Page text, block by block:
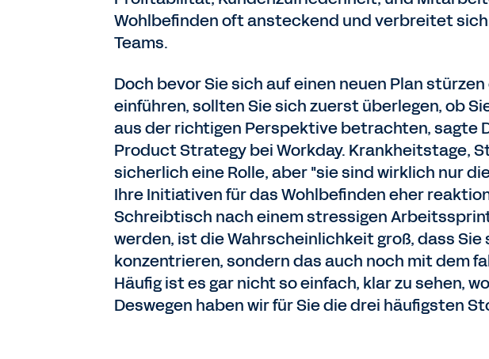
Wohlbefinden oft ansteckend und verbreitet
Teams.
Doch bevor Sie sich auf einen neuen Plan
einführen, sollten Sie sich zuerst überlegen, ob
aus der richtigen Perspektive betrachten, sagte
Product Strategy bei Workday. Krankheitstage,
sicherlich eine Rolle, aber "sie sind wirklich nur
Ihre Initiativen für das Wohlbefinden eher
Schreibtisch nach einem stressigen
werden, ist die Wahrscheinlichkeit groß, dass
konzentrieren, sondern das auch noch mit dem
Häufig ist es gar nicht so einfach, klar zu sehen,
Deswegen haben wir für Sie die drei häufigsten